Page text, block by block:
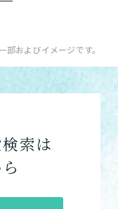
およびイメージです。
索は